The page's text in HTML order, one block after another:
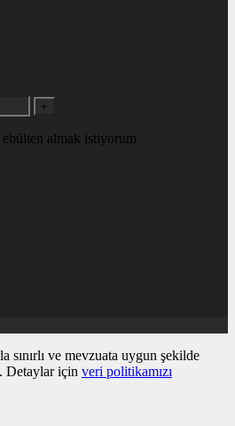
+
almak istiyorum
sınırlı ve mevzuata uygun şekilde
Detaylar için veri politikamızı